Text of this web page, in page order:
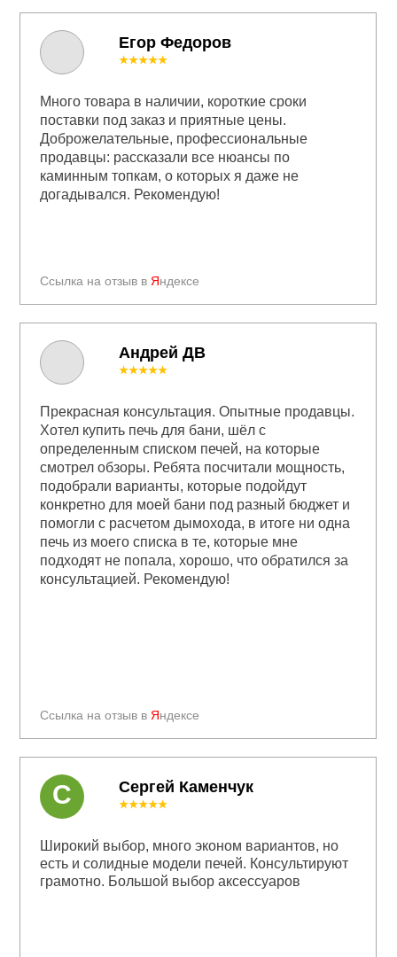
Егор Федоров
Ссылка на отзыв в Яндексе
★★★★★
Много товара в наличии, короткие сроки
поставки под заказ и приятные цены.
Доброжелательные, профессиональные
продавцы: рассказали все нюансы по
каминным топкам, о которых я даже не
догадывался. Рекомендую!
Андрей ДВ
Ссылка на отзыв в Яндексе
★★★★★
Прекрасная консультация. Опытные продавцы.
Хотел купить печь для бани, шёл с
определенным списком печей, на которые
смотрел обзоры. Ребята посчитали мощность,
подобрали варианты, которые подойдут
конкретно для моей бани под разный бюджет и
помогли с расчетом дымохода, в итоге ни одна
печь из моего списка в те, которые мне
подходят не попала, хорошо, что обратился за
консультацией. Рекомендую!
Сергей Каменчук
★★★★★
Широкий выбор, много эконом вариантов, но
есть и солидные модели печей. Консультируют
грамотно. Большой выбор аксессуаров
С